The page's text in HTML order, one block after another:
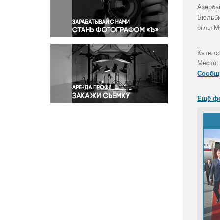
Правосудие
Происшествия и конфликты
Религия
Светская жизнь
Спорт
Экология
Экономика и бизнес
оглы
Место:
Ещё